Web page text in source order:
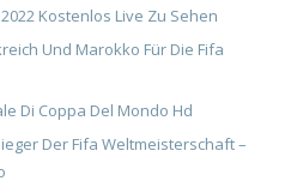
Kostenlos Live Zu Sehen
Und Marokko Für Die Fifa
Di Coppa Del Mondo Hd
Der Fifa Weltmeisterschaft –